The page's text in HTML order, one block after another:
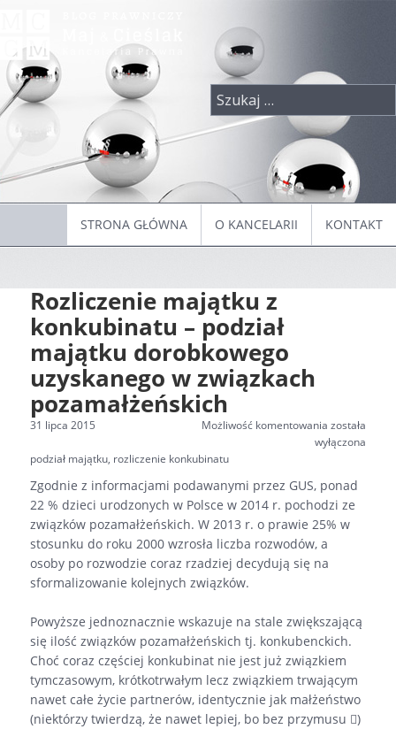
treści
Szukaj:
STRONA GŁÓWNA O KANCELARII KONTAKT
Rozliczenie majątku z
konkubinatu – podział
majątku dorobkowego
uzyskanego w związkach
pozamałżeńskich
31 lipca 2015 Możliwość komentowania Rozliczenie
majątku
–
podział
majątku
została
wyłączona
Tagi
podział majątku, rozliczenie konkubinatu
Zgodnie z informacjami podawanymi przez GUS, ponad
22 % dzieci urodzonych w Polsce w 2014 r. pochodzi ze
związków pozamałżeńskich. W 2013 r. o prawie 25% w
stosunku do roku 2000 wzrosła liczba rozwodów, a
osoby po rozwodzie coraz rzadziej decydują się na
sformalizowanie kolejnych związków.
Powyższe jednoznacznie wskazuje na stale zwiększającą
się ilość związków pozamałżeńskich tj. konkubenckich.
Choć coraz częściej konkubinat nie jest już związkiem
tymczasowym, krótkotrwałym lecz związkiem trwającym
nawet całe życie partnerów, identycznie jak małżeństwo
(niektórzy twierdzą, że nawet lepiej, bo bez przymusu )